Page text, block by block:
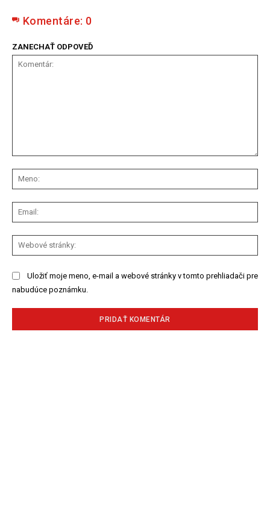
Komentáre: 0
ZANECHAŤ ODPOVEĎ
Uložiť moje meno, e-mail a webové stránky v tomto prehliadači pre
nabudúce poznámku.